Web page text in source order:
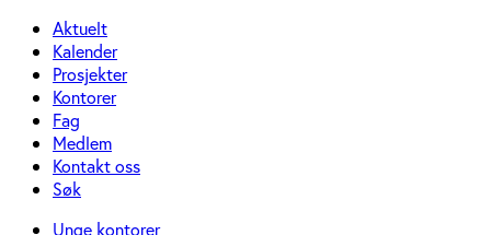
Aktuelt
Kalender
Prosjekter
Kontorer
Fag
Medlem
Kontakt oss
Søk
Unge kontorer